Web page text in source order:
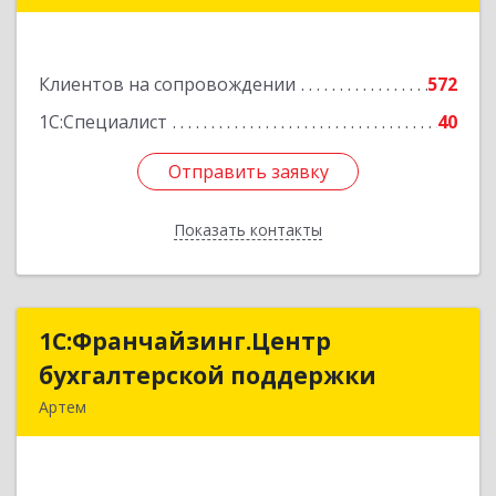
Клиентов на сопровождении
572
1С:Специалист
40
Отправить заявку
Показать контакты
Отправить заявку
Назад
1С:Франчайзинг.Центр
бухгалтерской поддержки
Артем
1С:Франчайзинг.Центр
бухгалтерской поддержки